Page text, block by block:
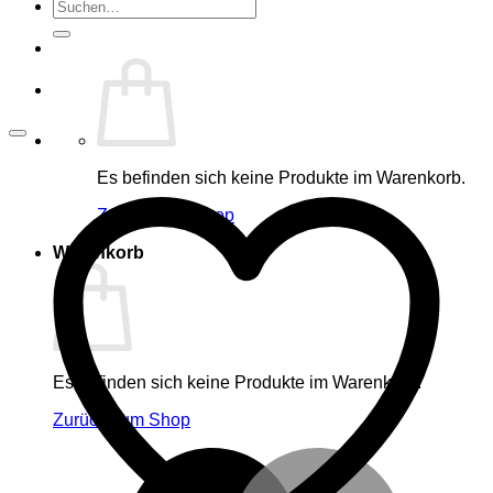
Suche
nach:
Es befinden sich keine Produkte im Warenkorb.
Zurück zum Shop
Warenkorb
Es befinden sich keine Produkte im Warenkorb.
Zurück zum Shop